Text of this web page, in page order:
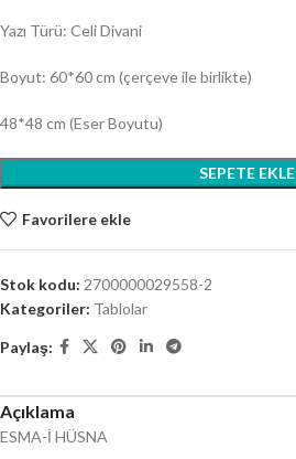
Yazı Türü: Celi Divani
Boyut: 60*60 cm (çerçeve ile birlikte)
48*48 cm (Eser Boyutu)
SEPETE EKLE
Favorilere ekle
Stok kodu: 2700000029558-2
Kategoriler: Tablolar
Paylaş:
Açıklama
ESMA-İ HÜSNA